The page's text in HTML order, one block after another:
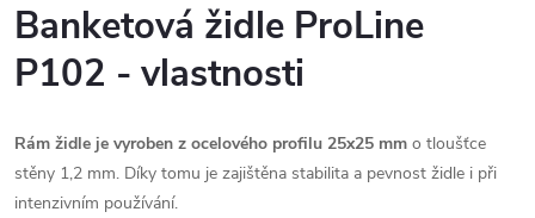
Banketová židle ProLine
P102 - vlastnosti
Rám židle je vyroben z ocelového profilu 25x25 mm o tloušťce
stěny 1,2 mm. Díky tomu je zajištěna stabilita a pevnost židle i při
intenzivním používání.